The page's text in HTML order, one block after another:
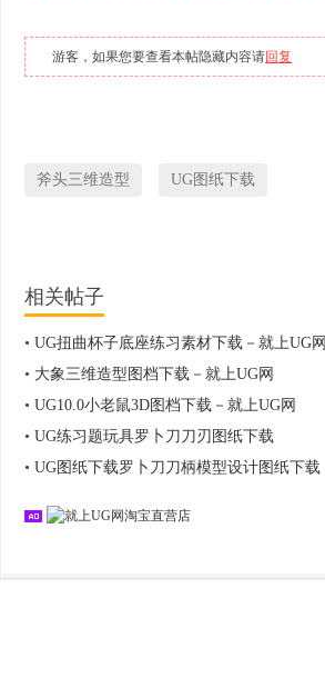
游客，如果您要查看本帖隐藏内容请回复
斧头三维造型 UG图纸下载
相关帖子
• UG扭曲杯子底座练习素材下载－就上UG网
• 大象三维造型图档下载－就上UG网
• UG10.0小老鼠3D图档下载－就上UG网
• UG练习题玩具罗卜刀刀刃图纸下载
• UG图纸下载罗卜刀刀柄模型设计图纸下载